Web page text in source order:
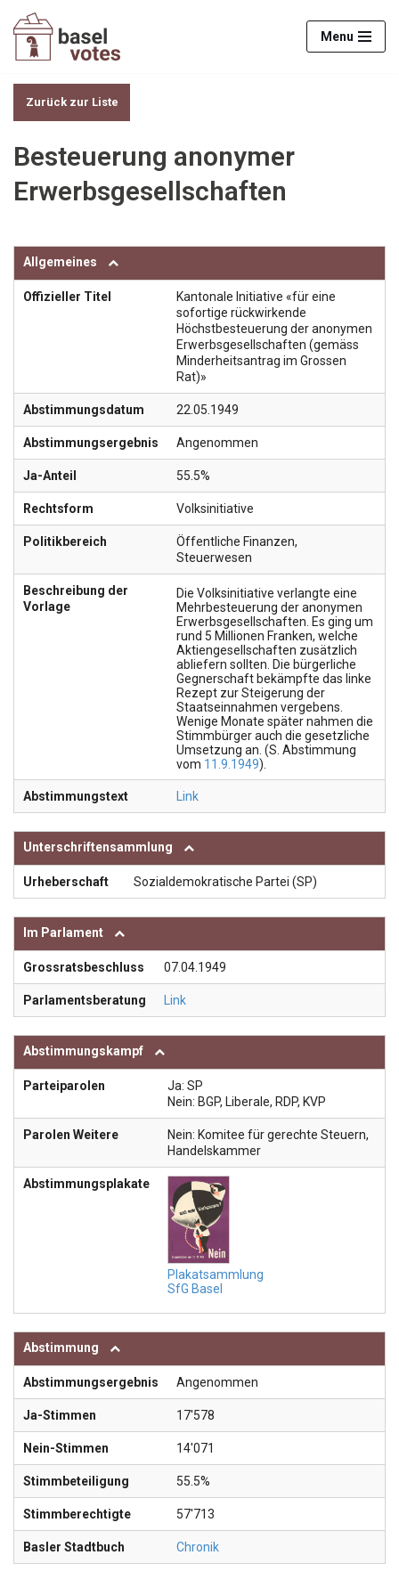
Zum
Menu
Zurück zur Liste
Besteuerung anonymer
Erwerbsgesellschaften
Allgemeines
Offizieller Titel
Kantonale Initiative «für eine
sofortige rückwirkende
Höchstbesteuerung der anonymen
Erwerbsgesellschaften (gemäss
Minderheitsantrag im Grossen
Rat)»
Abstimmungsdatum 22.05.1949
Abstimmungsergebnis Angenommen
Ja-Anteil 55.5%
Rechtsform Volksinitiative
Politikbereich Öffentliche Finanzen,
Steuerwesen
Beschreibung der
Vorlage
Die Volksinitiative verlangte eine
Mehrbesteuerung der anonymen
Erwerbsgesellschaften. Es ging um
rund 5 Millionen Franken, welche
Aktiengesellschaften zusätzlich
abliefern sollten. Die bürgerliche
Gegnerschaft bekämpfte das linke
Rezept zur Steigerung der
Staatseinnahmen vergebens.
Wenige Monate später nahmen die
Stimmbürger auch die gesetzliche
Umsetzung an. (S. Abstimmung
vom 11.9.1949).
Abstimmungstext Link
Unterschriftensammlung
Urheberschaft Sozialdemokratische Partei (SP)
Im Parlament
Grossratsbeschluss 07.04.1949
Parlamentsberatung Link
Abstimmungskampf
Parteiparolen
Ja: SP
Nein: BGP, Liberale, RDP, KVP
Parolen Weitere
Nein: Komitee für gerechte Steuern,
Handelskammer
Abstimmungsplakate
Plakatsammlung
SfG Basel
Abstimmung
Abstimmungsergebnis Angenommen
Ja-Stimmen 17'578
Nein-Stimmen 14'071
Stimmbeteiligung 55.5%
Stimmberechtigte 57'713
Basler Stadtbuch Chronik